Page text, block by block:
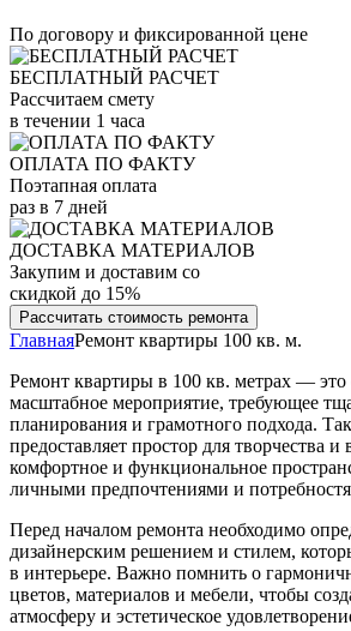
По договору и фиксированной цене
БЕСПЛАТНЫЙ РАСЧЕТ
Рассчитаем смету
в течении 1 часа
ОПЛАТА ПО ФАКТУ
Поэтапная оплата
раз в 7 дней
ДОСТАВКА МАТЕРИАЛОВ
Закупим и доставим со
скидкой до 15%
Рассчитать стоимость ремонта
ГлавнаяРемонт квартиры 100 кв. м.
Ремонт квартиры в 100 кв. метрах — это
масштабное мероприятие, требующее
планирования и грамотного подхода.
предоставляет простор для творчества и
комфортное и функциональное
личными предпочтениями и
Перед началом ремонта необходимо
дизайнерским решением и стилем,
в интерьере. Важно помнить о
цветов, материалов и мебели, чтобы
атмосферу и эстетическое